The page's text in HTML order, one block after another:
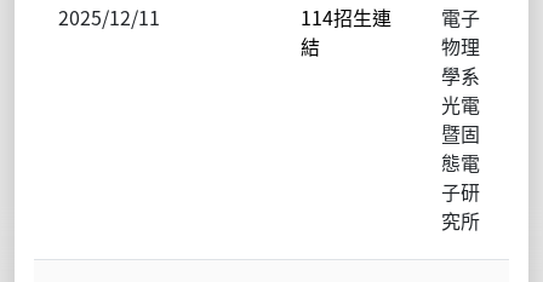
2025/12/11
114招生連
結
電子
物理
學系
光電
暨固
態電
子研
究所